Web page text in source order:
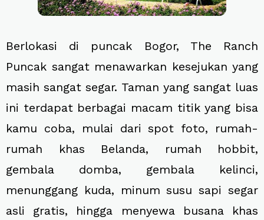
Berlokasi di puncak Bogor, The Ranch
Puncak sangat menawarkan kesejukan yang
masih sangat segar. Taman yang sangat luas
ini terdapat berbagai macam titik yang bisa
kamu coba, mulai dari spot foto, rumah-
rumah khas Belanda, rumah hobbit,
gembala domba, gembala kelinci,
menunggang kuda, minum susu sapi segar
asli gratis, hingga menyewa busana khas